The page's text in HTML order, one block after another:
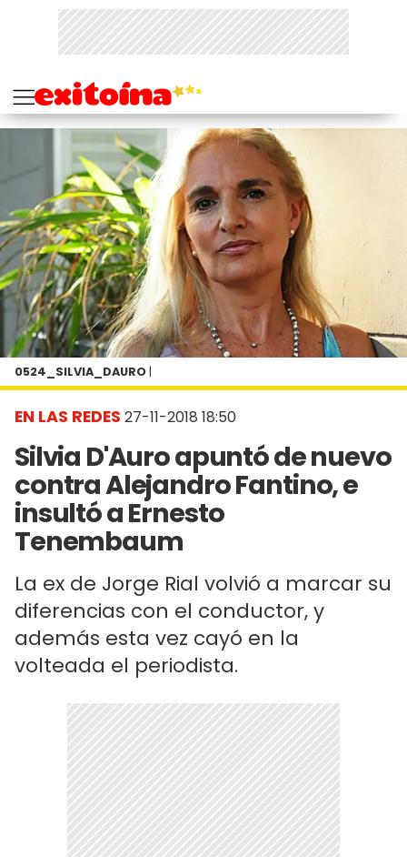
EN LAS REDES 27-11-2018 18:50
Silvia D'Auro apuntó de nuevo
contra Alejandro Fantino, e
insultó a Ernesto
Tenembaum
La ex de Jorge Rial volvió a marcar su
diferencias con el conductor, y
además esta vez cayó en la
volteada el periodista.
0524_SILVIA_DAURO |